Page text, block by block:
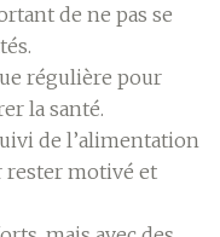
de ne pas se
régulière pour
la santé.
de l’alimentation
rester motivé et